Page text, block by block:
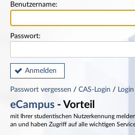
Benutzername:
Passwort:
Anmelden
Passwort vergessen / CAS-Login /
eCampus - Vorteil
mit Ihrer studentischen Nutzerkennung
an und haben Zugriff auf alle wichtigen